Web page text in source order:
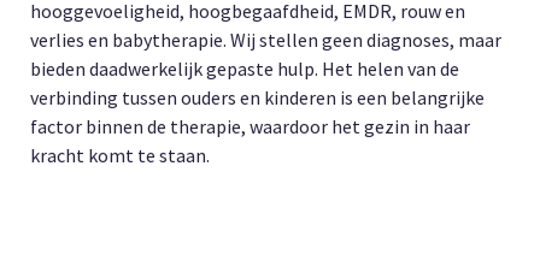
hooggevoeligheid, hoogbegaafdheid, EMDR, rouw en
verlies en babytherapie. Wij stellen geen diagnoses, maar
bieden daadwerkelijk gepaste hulp. Het helen van de
verbinding tussen ouders en kinderen is een belangrijke
factor binnen de therapie, waardoor het gezin in haar
kracht komt te staan.